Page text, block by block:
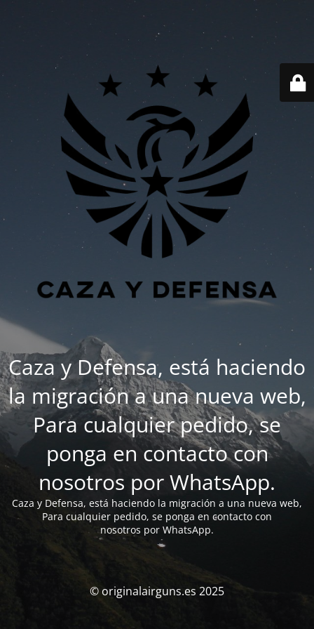
Caza y Defensa, está haciendo
la migración a una nueva web,
Para cualquier pedido, se
ponga en contacto con
nosotros por WhatsApp.
Caza y Defensa, está haciendo la migración a una nueva web,
Para cualquier pedido, se ponga en contacto con
nosotros por WhatsApp.
© originalairguns.es 2025